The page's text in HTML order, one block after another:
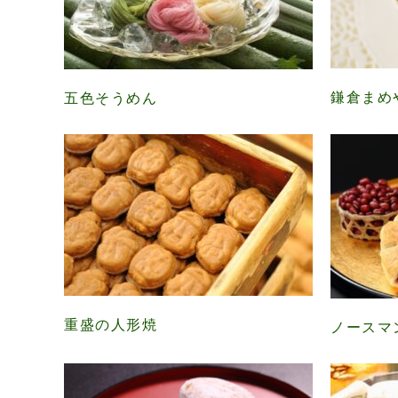
五色そうめん 鎌倉まめ
重盛の人形焼 ノースマ